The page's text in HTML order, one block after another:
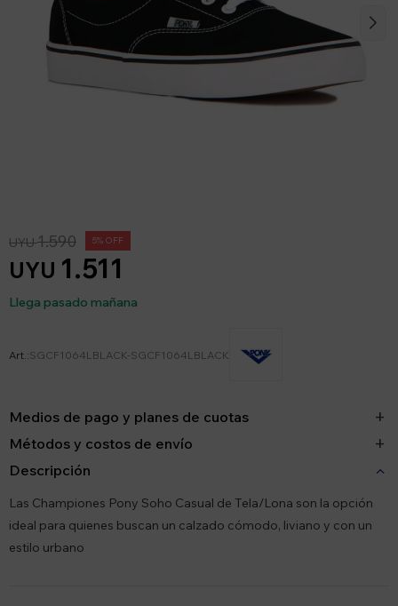
UYU 1.511
UYU1.590 5
Llega pasado mañana
SGCF1064LBLACK-SGCF1064LBLACK
Medios de pago y planes de cuotas
Métodos y costos de envío
Descripción
Las Championes Pony Soho Casual de Tela/Lona son la opción
ideal para quienes buscan un calzado cómodo, liviano y con un
estilo urbano